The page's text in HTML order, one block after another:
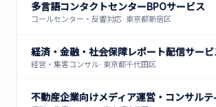
多言語コンタクトセンターBPOサービス
コールセンター・反響対応· 東京都新宿区
経済・金融・社会保障レポート配信サービ
経営・集客コンサル· 東京都千代田区